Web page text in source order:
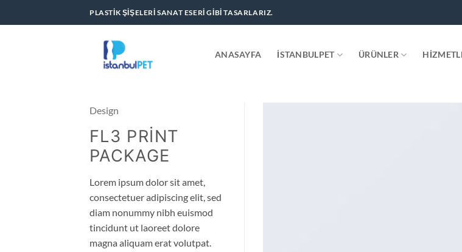
atla
PLASTIK ŞIŞELERI SANAT ESERI GIBI TASARLARIZ.
ANASAYFA İSTANBULPET ÜRÜNLER
Design
FL3 PRINT
PACKAGE
Lorem ipsum dolor sit amet,
consectetuer adipiscing elit, sed
diam nonummy nibh euismod
tincidunt ut laoreet dolore
magna aliquam erat volutpat.